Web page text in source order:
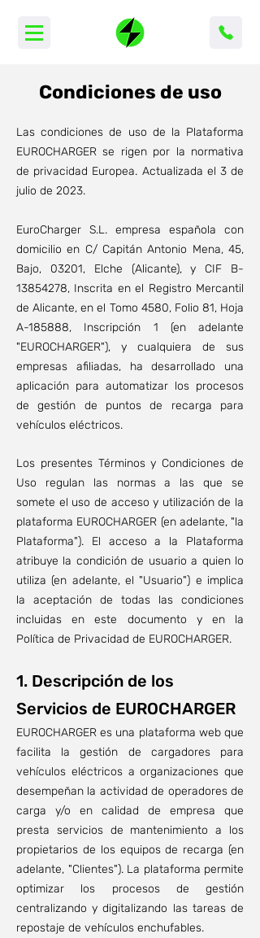
Condiciones de uso
Las condiciones de uso de la Plataforma
EUROCHARGERse rigen por la normativa
de privacidad Europea. Actualizada el 3de
julio de 2023.
EuroCharger S.L. empresa española con
domicilio en C/ Capitán Antonio Mena, 45,
Bajo, 03201, Elche (Alicante), y CIF B-
13854278, Inscrita en el Registro Mercantil
de Alicante, en el Tomo 4580, Folio 81, Hoja
A-185888, Inscripción 1 (en adelante
"EUROCHARGER"), y cualquiera de sus
empresas afiliadas, ha desarrollado una
aplicación para automatizar los procesos
de gestión de puntos de recarga para
vehículos eléctricos.
Los presentes Términos y Condiciones de
Uso regulan las normas a las que se
somete el uso de acceso y utilización de la
plataforma EUROCHARGER (en adelante, "la
Plataforma"). El acceso a la Plataforma
atribuye la condición de usuario a quien lo
utiliza (en adelante, el "Usuario") e implica
la aceptación de todas las condiciones
incluidas en este documento y en la
Política de Privacidad de EUROCHARGER.
1. Descripción de los
Servicios de EUROCHARGER
EUROCHARGER es una plataforma web que
facilita la gestión de cargadores para
vehículos eléctricos a organizaciones que
desempeñan la actividad de operadores de
carga y/o en calidad de empresa que
presta servicios de mantenimiento a los
propietarios de los equipos de recarga (en
adelante, "Clientes"). La plataforma permite
optimizar los procesos de gestión
centralizando y digitalizando las tareas de
repostaje de vehículos enchufables.